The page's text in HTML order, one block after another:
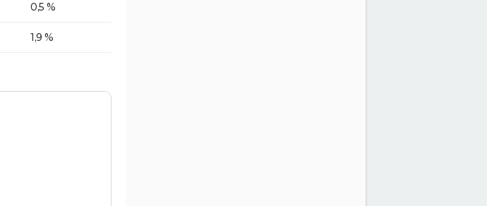
0,5 %
1,9 %